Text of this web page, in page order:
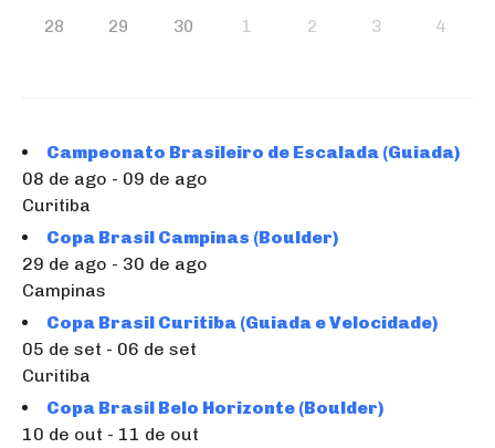
28 29 30 1 2 3 4
Campeonato Brasileiro de Escalada (Guiada)
08 de ago - 09 de ago
Curitiba
Copa Brasil Campinas (Boulder)
29 de ago - 30 de ago
Campinas
Copa Brasil Curitiba (Guiada e Velocidade)
05 de set - 06 de set
Curitiba
Copa Brasil Belo Horizonte (Boulder)
10 de out - 11 de out